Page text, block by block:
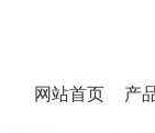
网站首页 产